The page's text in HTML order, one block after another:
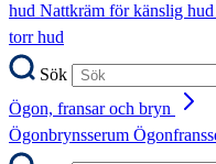
hud Nattkräm för känslig hud
torr hud
Sök
Ögon, fransar och bryn
Ögonbrynsserum